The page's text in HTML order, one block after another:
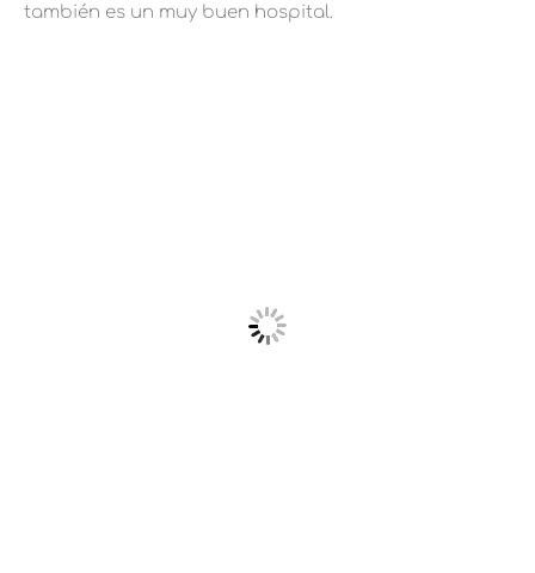
también es un muy buen hospital.